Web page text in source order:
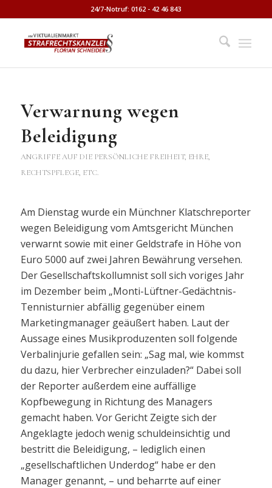
24/7-Notruf: 0162 - 42 46 843
Verwarnung wegen
Beleidigung
ANGRIFFE AUF DIE PERSÖNLICHE FREIHEIT, EHRE,
RECHTSPFLEGE, ETC.
Am Dienstag wurde ein Münchner Klatschreporter
wegen Beleidigung vom Amtsgericht München
verwarnt sowie mit einer Geldstrafe in Höhe von
Euro 5000 auf zwei Jahren Bewährung versehen.
Der Gesellschaftskollumnist soll sich voriges Jahr
im Dezember beim „Monti-Lüftner-Gedächtnis-
Tennisturnier abfällig gegenüber einem
Marketingmanager geäußert haben. Laut der
Aussage eines Musikproduzenten soll folgende
Verbalinjurie gefallen sein: „Sag mal, wie kommst
du dazu, hier Verbrecher einzuladen?“ Dabei soll
der Reporter außerdem eine auffällige
Kopfbewegung in Richtung des Managers
gemacht haben. Vor Gericht Zeigte sich der
Angeklagte jedoch wenig schuldeinsichtig und
bestritt die Beleidigung, – lediglich einen
„gesellschaftlichen Underdog“ habe er den
Manager genannt, – und beharrte auf einer